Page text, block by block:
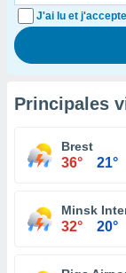
J'ai lu et
Principales
Brest
36° 21°
Minsk
32° 20°